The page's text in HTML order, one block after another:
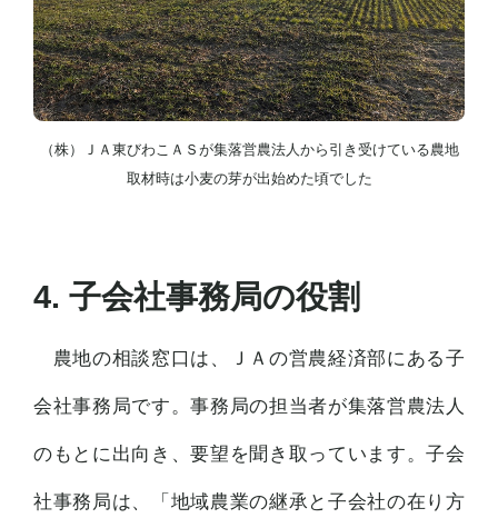
（株）ＪＡ東びわこＡＳが集落営農法人から引き受けている農地
取材時は小麦の芽が出始めた頃でした
4. 子会社事務局の役割
農地の相談窓口は、ＪＡの営農経済部にある子
会社事務局です。事務局の担当者が集落営農法人
のもとに出向き、要望を聞き取っています。子会
社事務局は、「地域農業の継承と子会社の在り方